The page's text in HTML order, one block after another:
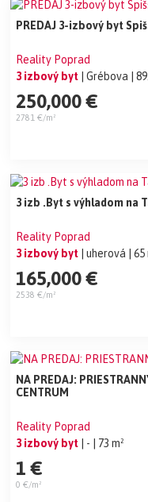
PREDAJ 3-izbový byt
Reality Poprad
3 izbový byt | Grébova |
250,000 €
2781 €/m²
3 izb .Byt s výhladom
Reality Poprad
3 izbový byt
| uherová |
165,000 €
2538 €/m²
NA PREDAJ:
CENTRUM
Reality Poprad
3 izbový byt
| - | 73 m²
1 €
0 €/m²